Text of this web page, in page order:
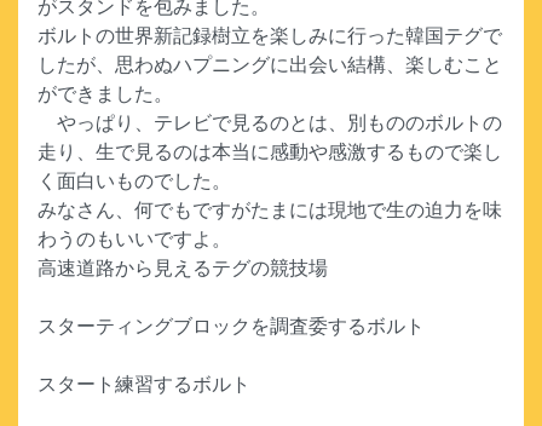
がスタンドを包みました。
ボルトの世界新記録樹立を楽しみに行った韓国テグで
したが、思わぬハプニングに出会い結構、楽しむこと
ができました。
やっぱり、テレビで見るのとは、別もののボルトの
走り、生で見るのは本当に感動や感激するもので楽し
く面白いものでした。
みなさん、何でもですがたまには現地で生の迫力を味
わうのもいいですよ。
高速道路から見えるテグの競技場
スターティングブロックを調査委するボルト
スタート練習するボルト